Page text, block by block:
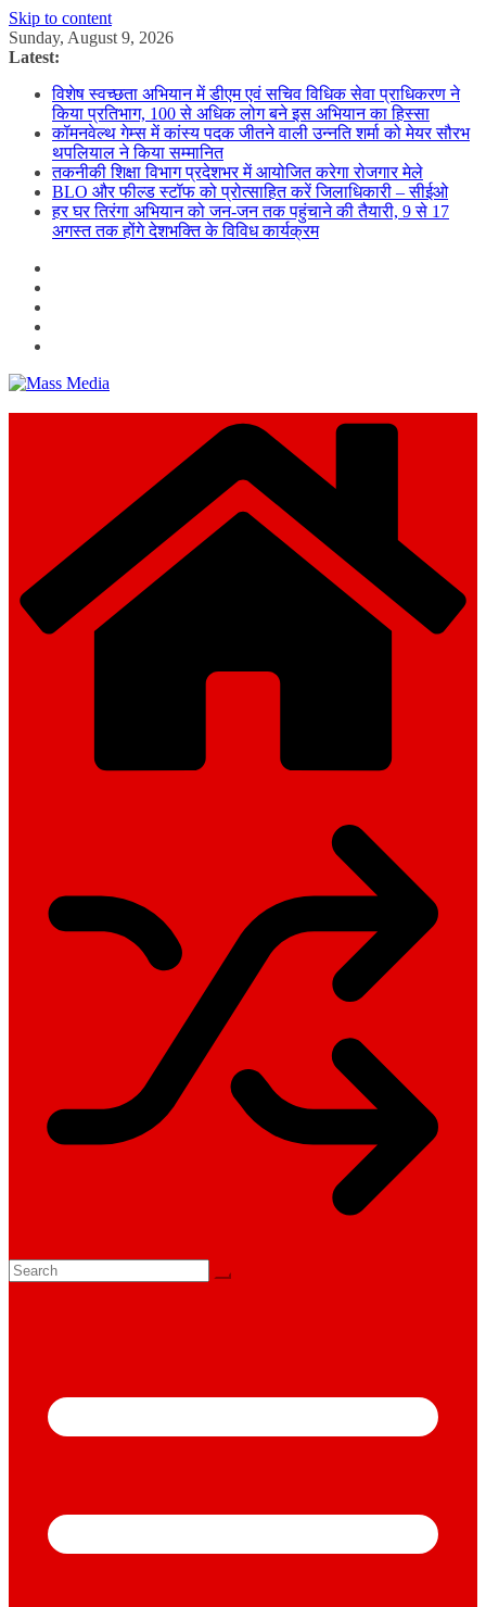
Skip to content
Sunday, August 9, 2026
Latest:
विशेष स्वच्छता अभियान में डीएम एवं सचिव विधिक सेवा प्राधिकरण ने
किया प्रतिभाग, 100 से अधिक लोग बने इस अभियान का हिस्सा
कॉमनवेल्थ गेम्स में कांस्य पदक जीतने वाली उन्नति शर्मा को मेयर सौरभ
थपलियाल ने किया सम्मानित
तकनीकी शिक्षा विभाग प्रदेशभर में आयोजित करेगा रोजगार मेले
BLO और फील्ड स्टॉफ को प्रोत्साहित करें जिलाधिकारी – सीईओ
हर घर तिरंगा अभियान को जन-जन तक पहुंचाने की तैयारी, 9 से 17
अगस्त तक होंगे देशभक्ति के विविध कार्यक्रम